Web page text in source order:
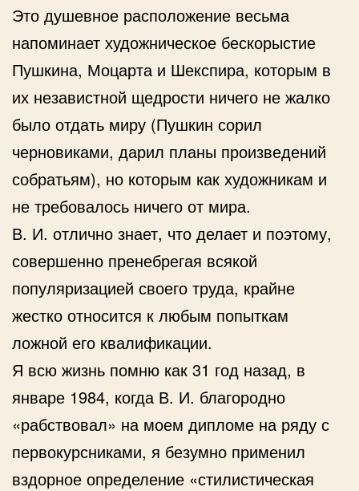
Это душевное расположение весьма
напоминает художническое бескорыстие
Пушкина, Моцарта и Шекспира, которым в
их независтной щедрости ничего не жалко
было отдать миру (Пушкин сорил
черновиками, дарил планы произведений
собратьям), но которым как художникам и
не требовалось ничего от мира.
В. И. отлично знает, что делает и поэтому,
совершенно пренебрегая всякой
популяризацией своего труда, крайне
жестко относится к любым попыткам
ложной его квалификации.
Я всю жизнь помню как 31 год назад, в
январе 1984, когда В. И. благородно
«рабствовал» на моем дипломе на ряду с
первокурсниками, я безумно применил
вздорное определение «стилистическая